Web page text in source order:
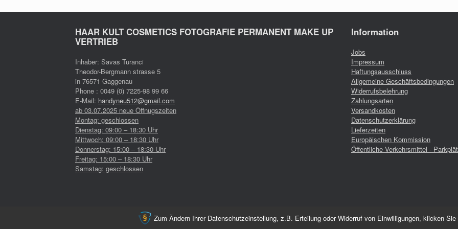
HAAR KULT COSMETICS FOTOGRAFIE PERMANENT MAKE UP
VERTRIEB
Inhaber: Savas Turanci
Theodor-Bergmann strasse 5
in 76571 Gaggenau
Phone : 0049 (0) 7225-98 99 66
E-Mail: handyneu512@gmail.com
ab 03.07.2025 neue Öffnugszeiten
Montag: geschlossen
Dienstag: 09:00 – 18:30 Uhr
Mittwoch: 09:00 – 18:30 Uhr
Donnerstag: 15:00 – 18:30 Uhr
Freitag: 15:00 – 18:30 Uhr
Samstag: geschlossen
Information
Jobs
Impressum
Haftungsausschluss
Allgemeine Geschäftsbedingungen
Widerrufsbelehrung
Zahlungsarten
Versandkosten
Datenschutzerklärung
Lieferzeiten
Europäischen Kommission
Öffentliche Verkehrsmittel -
Zum Ändern Ihrer Datenschutzeinstellung, z.B. Erteilung oder Widerruf von Einwilligungen, klicken Sie